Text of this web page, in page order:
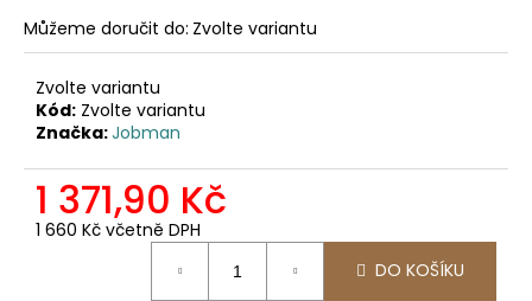
Můžeme doručit do: Zvolte variantu
Zvolte variantu
Kód: Zvolte variantu
Značka:Jobman
1 371,90 Kč
1 660 Kč včetně DPH
DO KOŠÍKU
u
č
e
m
e
2422